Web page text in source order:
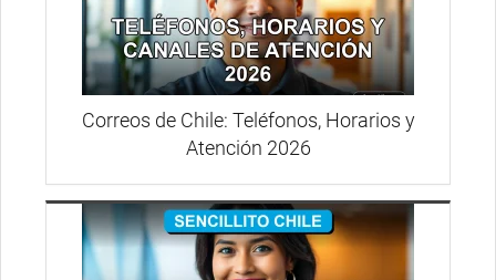
Correos de Chile: Teléfonos, Horarios y
Atención 2026